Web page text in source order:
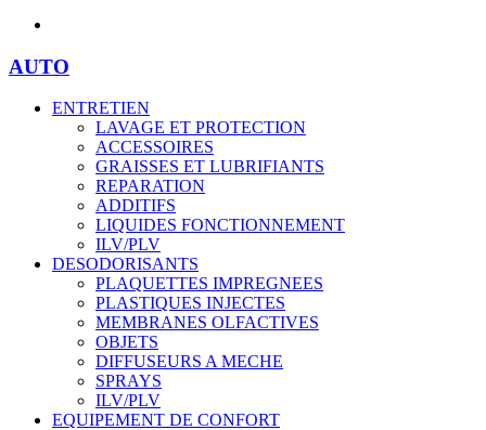
AUTO
ENTRETIEN
LAVAGE ET PROTECTION
ACCESSOIRES
GRAISSES ET LUBRIFIANTS
REPARATION
ADDITIFS
LIQUIDES FONCTIONNEMENT
ILV/PLV
DESODORISANTS
PLAQUETTES IMPREGNEES
PLASTIQUES INJECTES
MEMBRANES OLFACTIVES
OBJETS
DIFFUSEURS A MECHE
SPRAYS
ILV/PLV
EQUIPEMENT DE CONFORT